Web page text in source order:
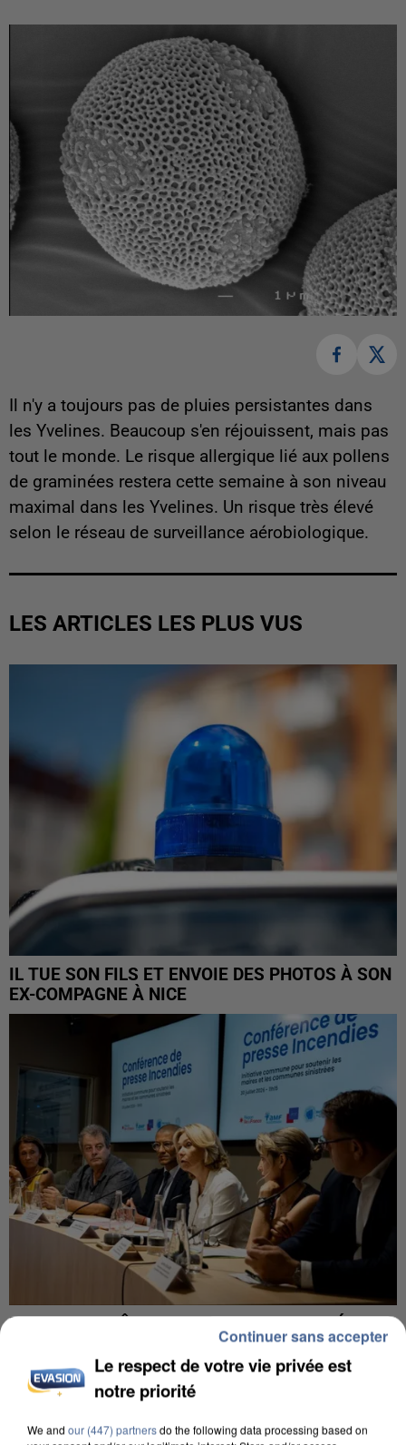
Il n'y a toujours pas de pluies persistantes dans
les Yvelines. Beaucoup s'en réjouissent, mais pas
tout le monde. Le risque allergique lié aux pollens
de graminées restera cette semaine à son niveau
maximal dans les Yvelines. Un risque très élevé
selon le réseau de surveillance aérobiologique.
LES ARTICLES LES PLUS VUS
IL TUE SON FILS ET ENVOIE DES PHOTOS À SON
EX-COMPAGNE À NICE
INCENDIES : L’ÎLE-DE-FRANCE LANCE UN ÉLAN
DE SOLIDARITÉ AVEC LES...
Le respect de votre vie privée est
notre priorité
We and our (447) partnersdo the following data processing based on
Continuer sans accepter